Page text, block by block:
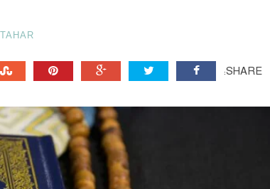
SHARE: